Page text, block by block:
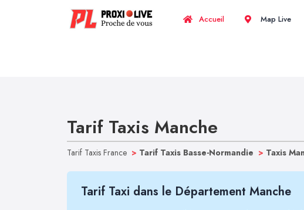
Accueil Map Live
Tarif Taxis Manche
Tarif Taxis France > Tarif Taxis Basse-Normandie > Taxis
Tarif Taxi dans le Département Manche